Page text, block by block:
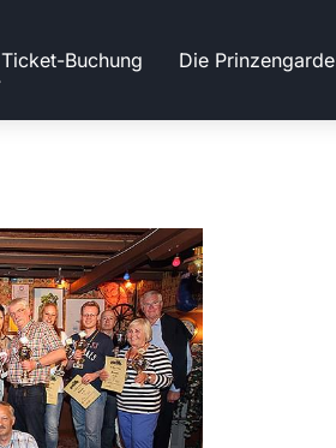
Ticket-Buchung Die Prinzengarde